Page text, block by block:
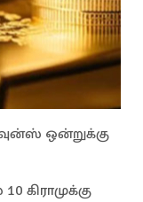
ஒன்றுக்கு
கிராமுக்கு